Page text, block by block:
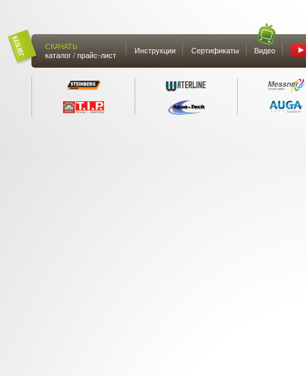
СКАЧАТЬ
каталог / прайс-лист
Инструкции Сертификаты Видео